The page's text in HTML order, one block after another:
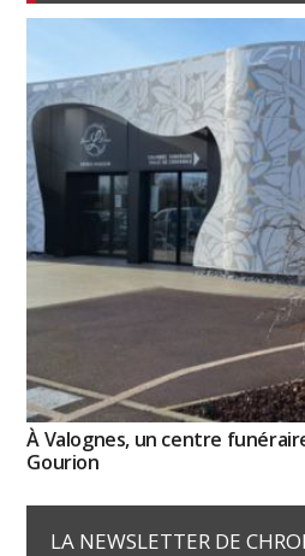
À Valognes, un centre
Gourion
LA NEWSLETTER DE